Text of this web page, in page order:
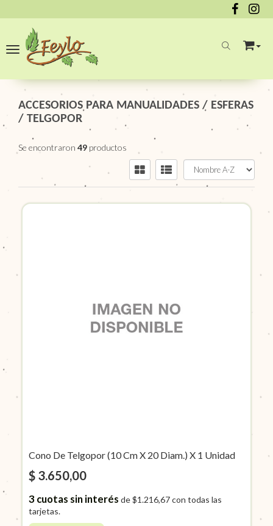
Toggle navigation
ACCESORIOS PARA MANUALIDADES / ESFERAS
/ TELGOPOR
Se encontraron 49 productos
Cono De Telgopor (10 Cm X 20 Diam.) X 1 Unidad
$ 3.650,00
3cuotas sin interés de$1.216,67con todas las
tarjetas.